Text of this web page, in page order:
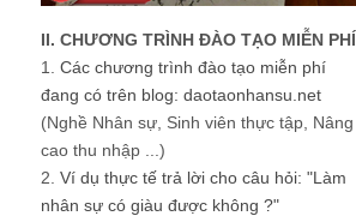
II. CHƯƠNG TRÌNH ĐÀO TẠO MIỄN PHÍ
1. Các chương trình đào tạo miễn phí
đang có trên blog: daotaonhansu.net
(Nghề Nhân sự, Sinh viên thực tập, Nâng
cao thu nhập ...)
2. Ví dụ thực tế trả lời cho câu hỏi: "Làm
nhân sự có giàu được không ?"